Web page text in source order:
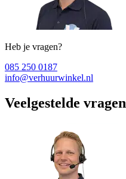
Heb je vragen?
085 250 0187
info@verhuurwinkel.nl
Veelgestelde vragen